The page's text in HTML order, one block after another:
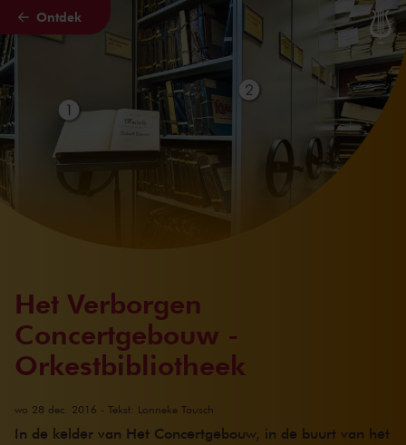
Naar hoofdcontent
Ontdek
Het Verborgen
Concertgebouw -
Orkestbibliotheek
wo 28 dec. 2016 - Tekst: Lonneke Tausch
In de kelder van Het Concertgebouw, in de buurt van het